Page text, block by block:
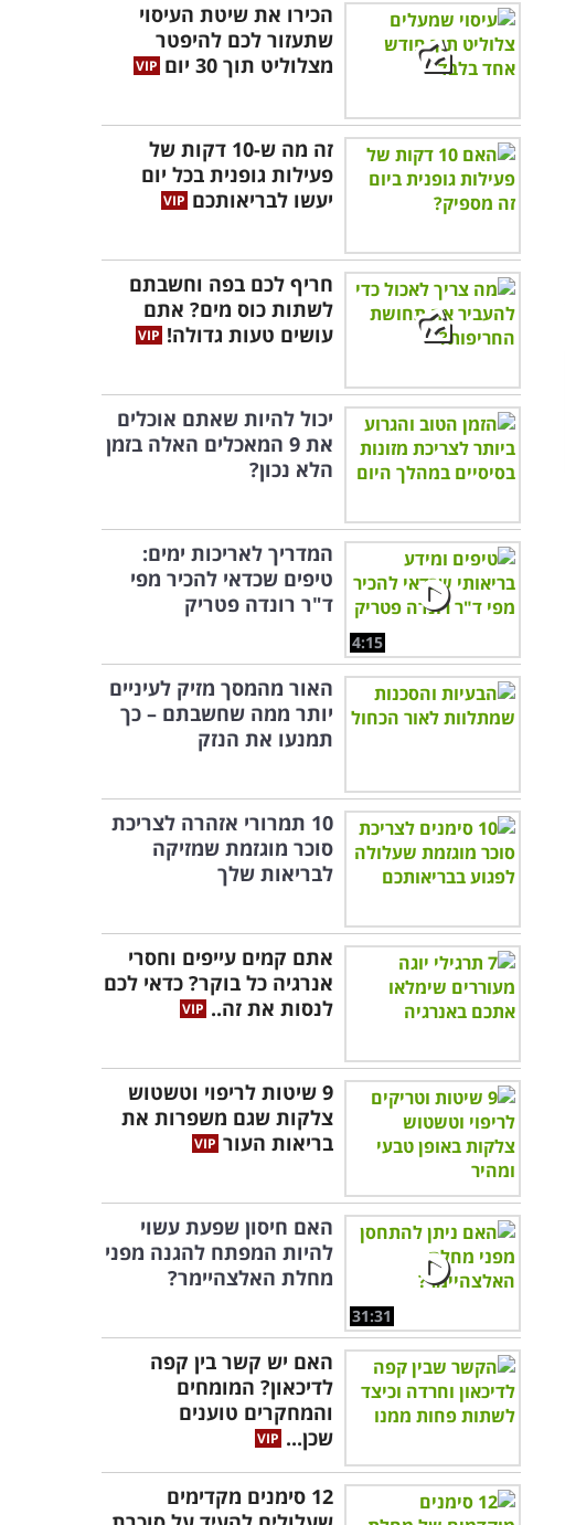
הכירו את שיטת העיסוי
שתעזור לכם להיפטר
מצלוליט תוך 30 יום
זה מה ש-10 דקות של
פעילות גופנית בכל יום
יעשו לבריאותכם
חריף לכם בפה וחשבתם
לשתות כוס מים? אתם
עושים טעות גדולה!
יכול להיות שאתם אוכלים
את 9 המאכלים האלה בזמן
הלא נכון?
4:15
המדריך לאריכות ימים:
טיפים שכדאי להכיר מפי
ד"ר רונדה פטריק
האור מהמסך מזיק לעיניים
יותר ממה שחשבתם – כך
תמנעו את הנזק
10 תמרורי אזהרה לצריכת
סוכר מוגזמת שמזיקה
לבריאות שלך
אתם קמים עייפים וחסרי
אנרגיה כל בוקר? כדאי לכם
לנסות את זה..
9 שיטות לריפוי וטשטוש
צלקות שגם משפרות את
בריאות העור
31:31
האם חיסון שפעת עשוי
להיות המפתח להגנה מפני
מחלת האלצהיימר?
האם יש קשר בין קפה
לדיכאון? המומחים
והמחקרים טוענים
שכן...
12 סימנים מקדימים